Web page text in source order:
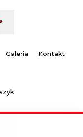
Galeria Kontakt